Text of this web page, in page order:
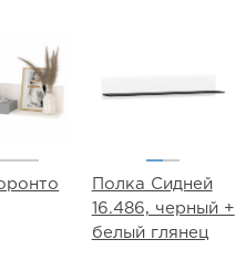
Полка Сидней
16.486, черный +
белый глянец